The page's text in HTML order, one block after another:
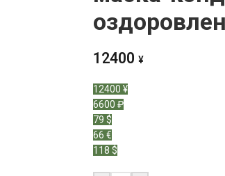
12400¥
12400 ¥
6600 ₽
79 $
66 €
118 $